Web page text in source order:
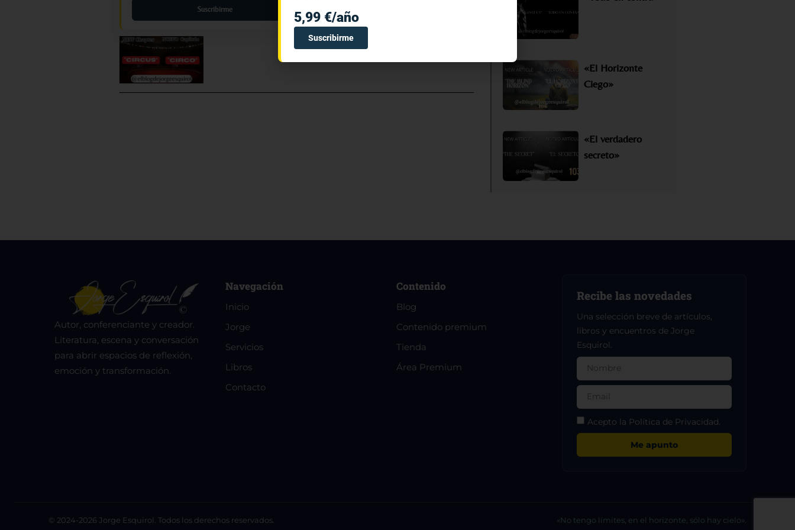
Suscribirme
«El Horizonte
Ciego»
«El verdadero
secreto»
Autor, conferenciante y creador.
Literatura, escena y conversación
para abrir espacios de reflexión,
emoción y transformación.
Navegación
Inicio
Jorge
Servicios
Libros
Contacto
Contenido
Blog
Contenido premium
Tienda
Área Premium
Recibe las novedades
Una selección breve de artículos,
libros y encuentros de Jorge
Esquirol.
Acepto la Política de Privacidad.
Me apunto
© 2024-2026 Jorge Esquirol. Todos los derechos reservados. «No tengo límites, en el horizonte, sólo hay cielo».
5,99 €/año
Suscribirme